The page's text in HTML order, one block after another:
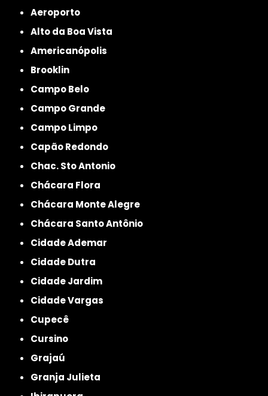
Aeroporto
Alto da Boa Vista
Americanópolis
Brooklin
Campo Belo
Campo Grande
Campo Limpo
Capão Redondo
Chac. Sto Antonio
Chácara Flora
Chácara Monte Alegre
Chácara Santo Antônio
Cidade Ademar
Cidade Dutra
Cidade Jardim
Cidade Vargas
Cupecê
Cursino
Grajaú
Granja Julieta